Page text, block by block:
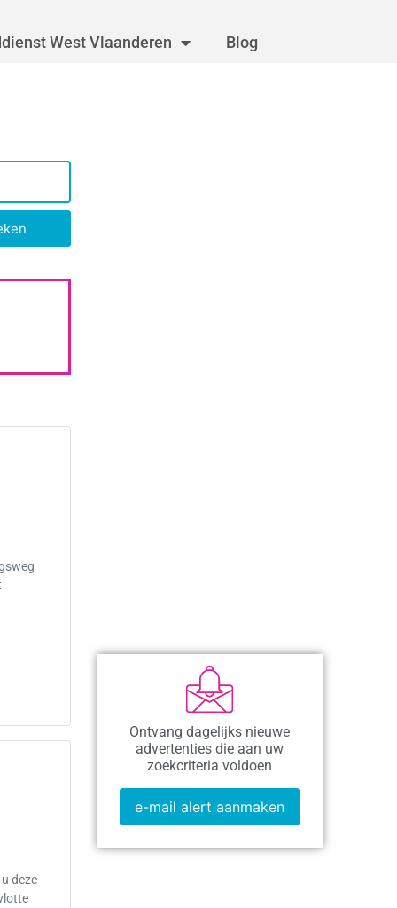
West Vlaanderen Blog
deze
Ontvang dagelijks nieuwe
advertenties die aan uw
zoekcriteria voldoen
e-mail alert aanmaken